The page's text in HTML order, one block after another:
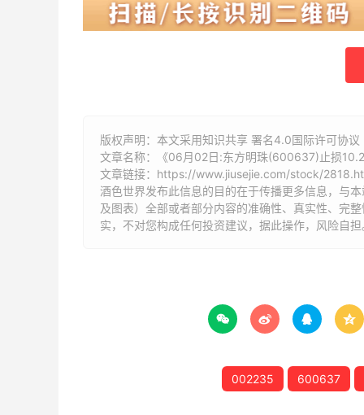
版权声明：本文采用知识共享 署名4.0国际许可协
文章名称：《06月02日:东方明珠(600637)止损
文章链接： https://www.jiusejie.com/stock/
酒色世界发布此信息的目的在于传播更多信息，与
及图表）全部或者部分内容的准确性、真实性、完
实，不对您构成任何投资建议，据此操作，风险自担
   
002235 600637